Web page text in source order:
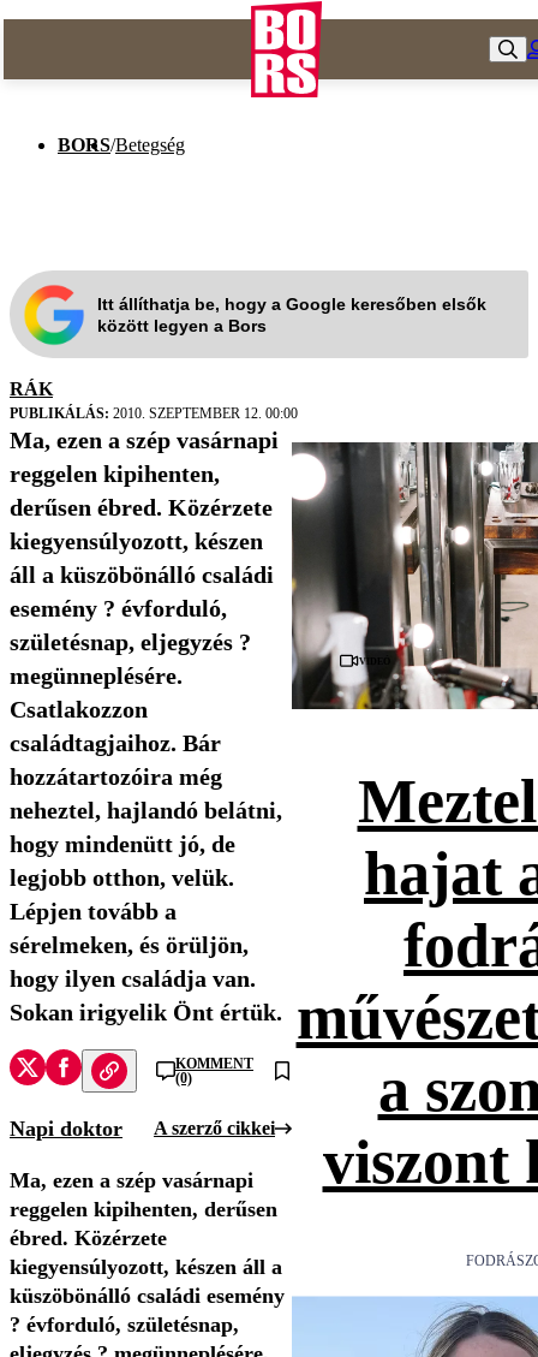
BORS/Betegség
Itt állíthatja be, hogy a Google keresőben elsők
között legyen a Bors
RÁK
PUBLIKÁLÁS: 2010. SZEPTEMBER 12. 00:00
Ma, ezen a szép vasárnapi
reggelen kipihenten,
derűsen ébred. Közérzete
kiegyensúlyozott, készen
áll a küszöbönálló családi
esemény ? évforduló,
születésnap, eljegyzés ?
megünneplésére.
Csatlakozzon
családtagjaihoz. Bár
hozzátartozóira még
neheztel, hajlandó belátni,
hogy mindenütt jó, de
legjobb otthon, velük.
Lépjen tovább a
sérelmeken, és örüljön,
hogy ilyen családja van.
Sokan irigyelik Önt értük.
KOMMENT
(0)
Napi doktor A szerző cikkei
Ma, ezen a szép vasárnapi
reggelen kipihenten, derűsen
ébred. Közérzete
kiegyensúlyozott, készen áll a
küszöbönálló családi esemény
? évforduló, születésnap,
Videó
hajat
a
viszont